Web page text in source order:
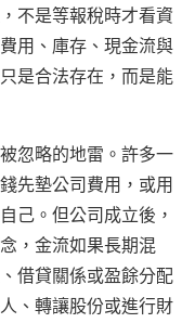
不是等報稅時才看資
用、庫存、現金流與
是合法存在，而是能
忽略的地雷。許多一
先墊公司費用，或用
己。但公司成立後，
，金流如果長期混
借貸關係或盈餘分配
、轉讓股份或進行財